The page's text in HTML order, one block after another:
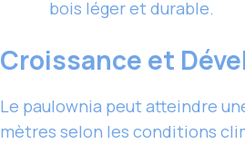
bois léger et durable.
Croissance et
Le paulownia peut atteindre
mètres selon les conditions